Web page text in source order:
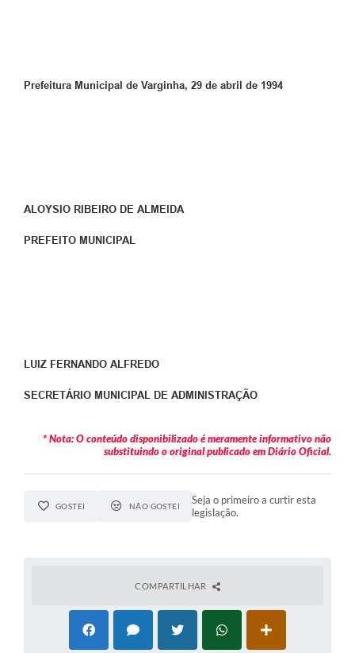
Prefeitura Municipal de Varginha, 29 de abril de 1994
ALOYSIO RIBEIRO DE ALMEIDA
PREFEITO MUNICIPAL
LUIZ FERNANDO ALFREDO
SECRETÁRIO MUNICIPAL DE ADMINISTRAÇÃO
* Nota: O conteúdo disponibilizado é meramente informativo não
substituindo o original publicado em Diário Oficial.
GOSTEI NÃO GOSTEI
Seja o primeiro a curtir esta
legislação.
COMPARTILHAR